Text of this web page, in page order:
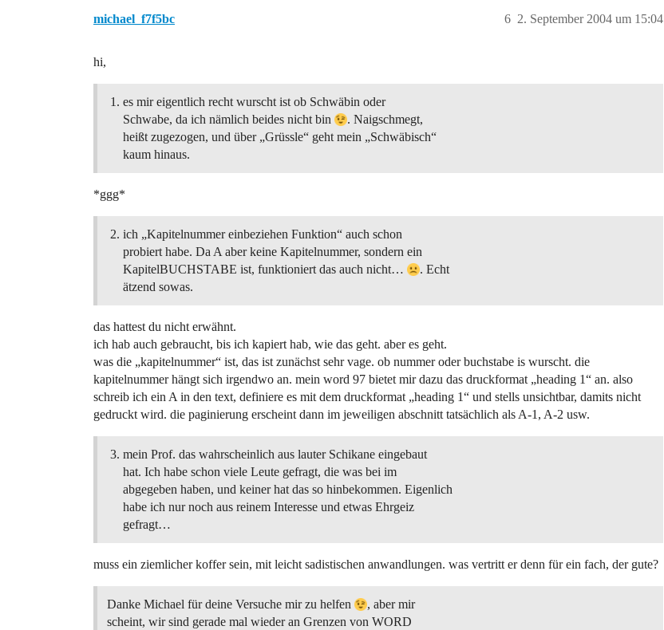
michael_f7f5bc 2. September 2004 um 15:04
6
hi,
es mir eigentlich recht wurscht ist ob Schwäbin oder
Schwabe, da ich nämlich beides nicht bin
. Naigschmegt,
heißt zugezogen, und über „Grüssle“ geht mein „Schwäbisch“
kaum hinaus.
*ggg*
ich „Kapitelnummer einbeziehen Funktion“ auch schon
probiert habe. Da A aber keine Kapitelnummer, sondern ein
KapitelBUCHSTABE ist, funktioniert das auch nicht…
. Echt
ätzend sowas.
das hattest du nicht erwähnt.
ich hab auch gebraucht, bis ich kapiert hab, wie das geht. aber es geht.
was die „kapitelnummer“ ist, das ist zunächst sehr vage. ob nummer oder buchstabe is wurscht. die
kapitelnummer hängt sich irgendwo an. mein word 97 bietet mir dazu das druckformat „heading 1“ an. also
schreib ich ein A in den text, definiere es mit dem druckformat „heading 1“ und stells unsichtbar, damits nicht
gedruckt wird. die paginierung erscheint dann im jeweiligen abschnitt tatsächlich als A-1, A-2 usw.
mein Prof. das wahrscheinlich aus lauter Schikane eingebaut
hat. Ich habe schon viele Leute gefragt, die was bei im
abgegeben haben, und keiner hat das so hinbekommen. Eigenlich
habe ich nur noch aus reinem Interesse und etwas Ehrgeiz
gefragt…
muss ein ziemlicher koffer sein, mit leicht sadistischen anwandlungen. was vertritt er denn für ein fach, der gute?
Danke Michael für deine Versuche mir zu helfen
, aber mir
scheint, wir sind gerade mal wieder an Grenzen von WORD